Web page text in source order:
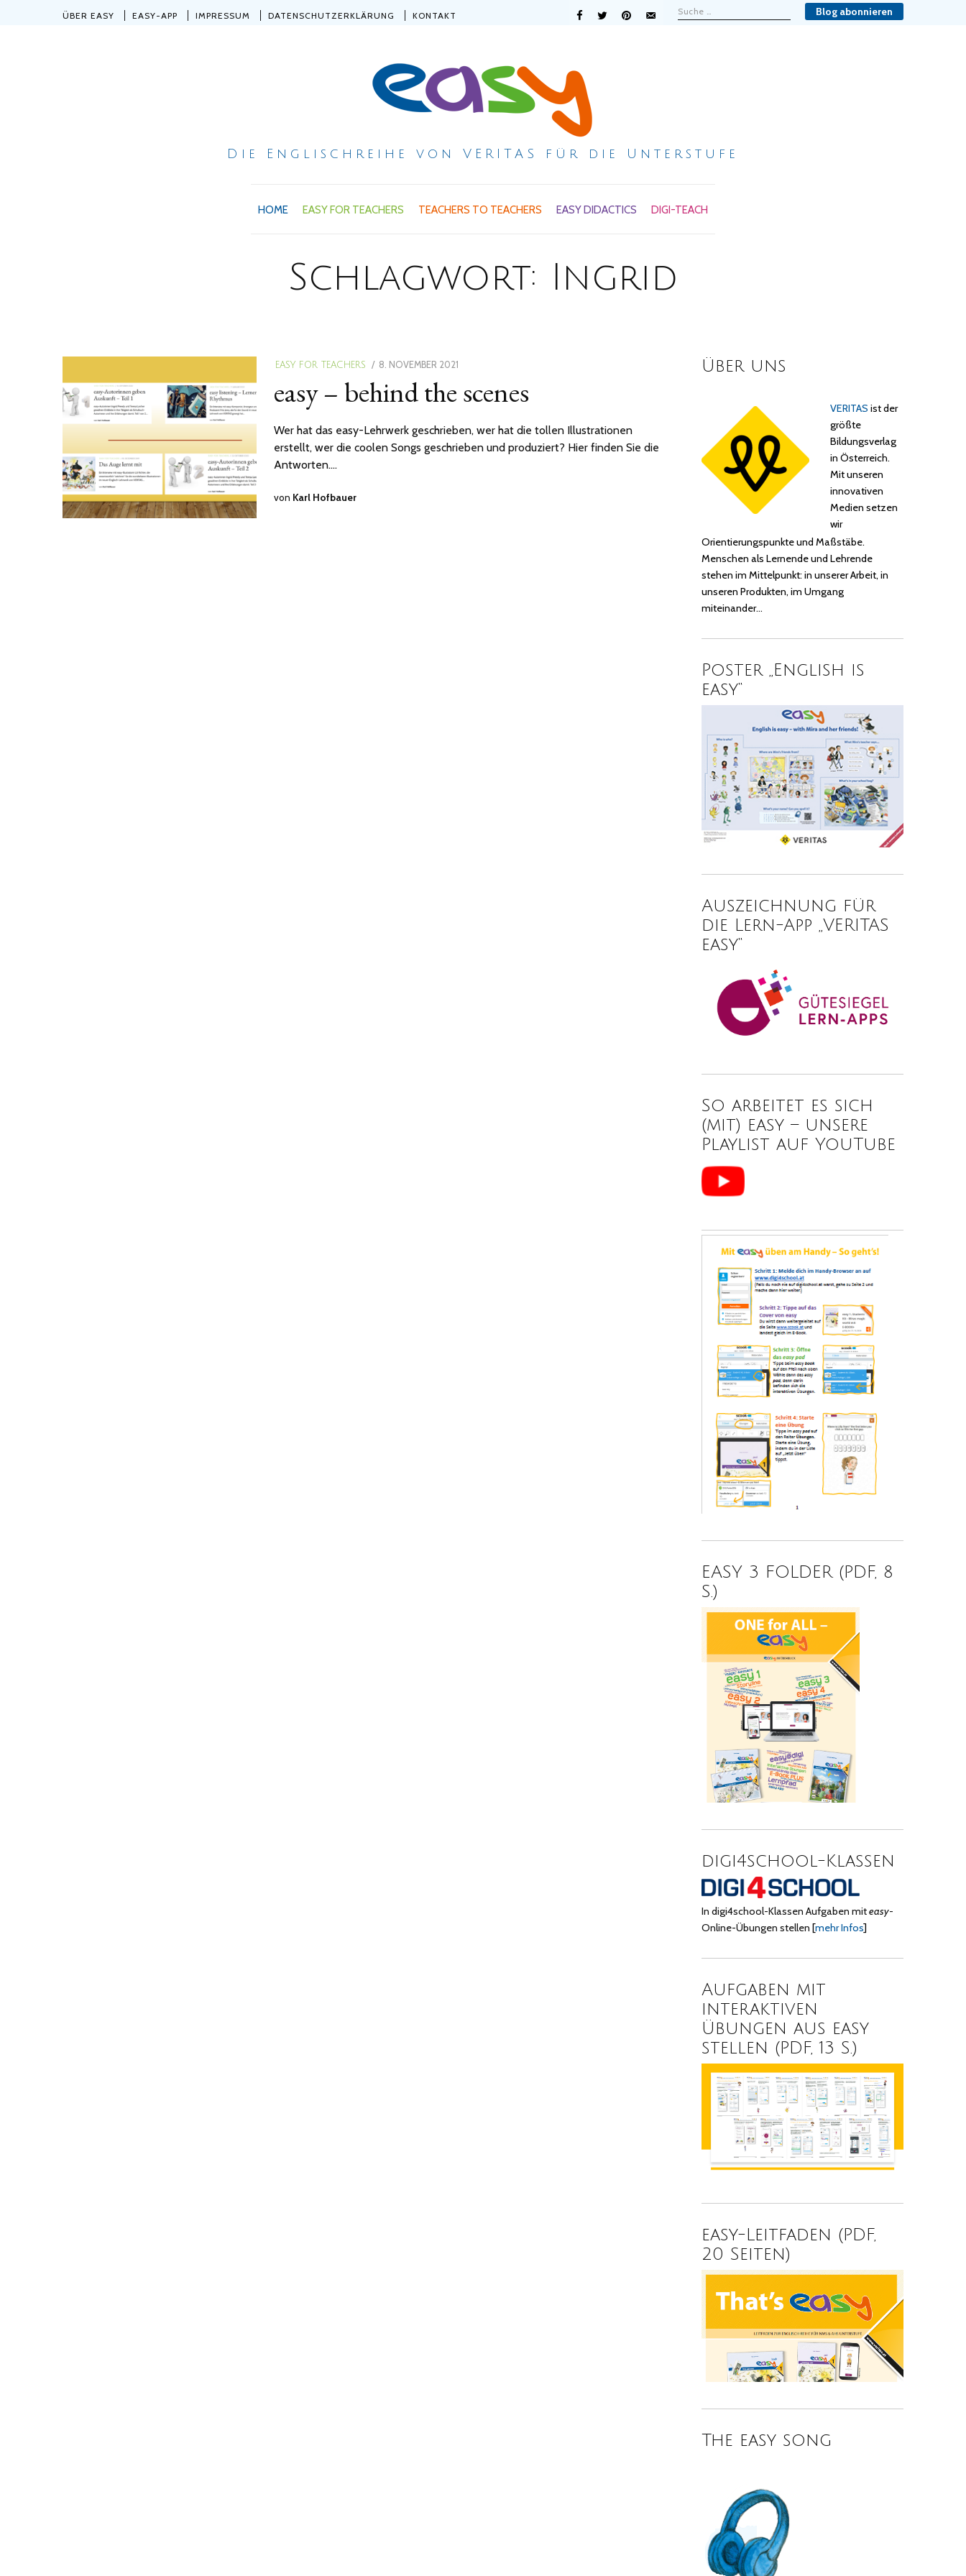
ÜBER EASY EASY-APP IMPRESSUM DATENSCHUTZERKLÄRUNG KONTAKT Blog abonnieren
Die Englischreihe von VERITAS für die Unterstufe
HOME EASY FOR TEACHERS TEACHERS TO TEACHERS EASY DIDACTICS DIGI-TEACH
Schlagwort: Ingrid
EASY FOR TEACHERS
POSTED
8. NOVEMBER 2021
2022
easy – behind the scenes
Wer hat das easy-Lehrwerk geschrieben, wer hat die tollen Illustrationen
erstellt, wer die coolen Songs geschrieben und produziert? Hier finden Sie die
Antworten.…
von Karl Hofbauer
Über uns
VERITAS ist der
größte
Bildungsverlag
in Österreich.
Mit unseren
innovativen
Medien setzen
wir
Orientierungspunkte und Maßstäbe.
Menschen als Lernende und Lehrende
stehen im Mittelpunkt: in unserer Arbeit, in
unseren Produkten, im Umgang
miteinander…
Poster „English is
easy“
Auszeichnung für
die Lern-App „VERITAS
easy“
So arbeitet es sich
(mit) easy – unsere
Playlist auf YouTube
EASY 3 FOLDER (PDF, 8
S.)
digi4school-Klassen
In digi4school-Klassen Aufgaben miteasy-
Online-Übungen stellen[mehr Infos]
Aufgaben mit
interaktiven
Übungen aus easy
stellen (PDF, 13 S.)
easy-Leitfaden (PDF,
20 Seiten)
The easy song